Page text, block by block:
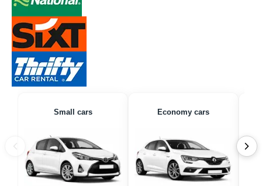
Small cars Economy cars